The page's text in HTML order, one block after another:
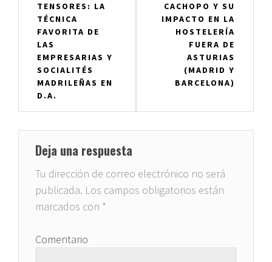
entradas
TENSORES: LA
TÉCNICA
FAVORITA DE
LAS
EMPRESARIAS Y
SOCIALITÉS
MADRILEÑAS EN
D.A.
CACHOPO Y SU
IMPACTO EN LA
HOSTELERÍA
FUERA DE
ASTURIAS
(MADRID Y
BARCELONA)
Deja una respuesta
Tu dirección de correo electrónico no será
publicada. Los campos obligatorios están
marcados con *
Comentario